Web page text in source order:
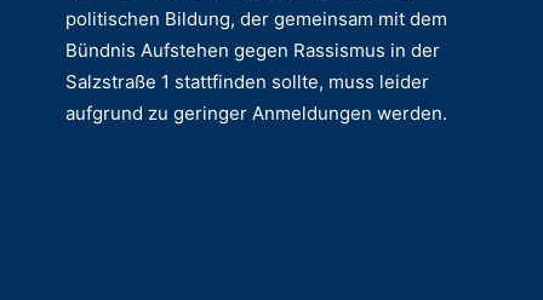
politischen Bildung, der gemeinsam mit dem
Bündnis Aufstehen gegen Rassismus in der
Salzstraße 1 stattfinden sollte, muss leider
aufgrund zu geringer Anmeldungen werden.